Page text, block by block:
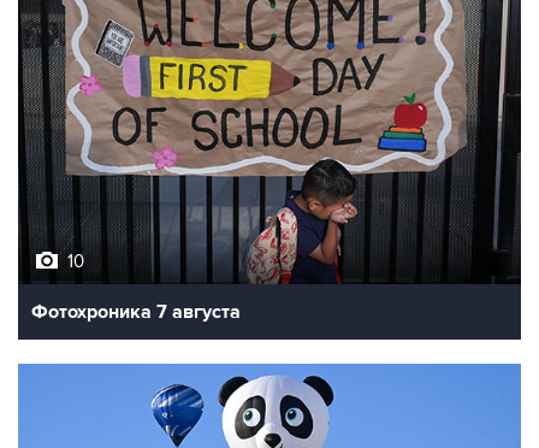
10
Фотохроника 7 августа